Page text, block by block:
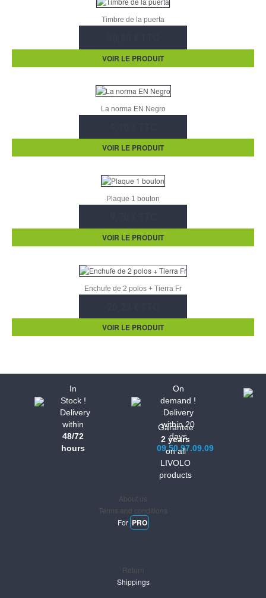
Timbre de la puerta
VOIR LE PRODUIT
La norma EN Negro
VOIR LE PRODUIT
Plaque 1 bouton
VOIR LE PRODUIT
Enchufe de 2 polos + Tierra Fr
VOIR LE PRODUIT
In
Stock !
Delivery
within
48/72
hours
On
demand !
Delivery
within 20
days
09.50.97.09.09
Garantee
2 years
on all
LIVOLO
products
About us
Terms and conditions
For PRO
Return
Shippings